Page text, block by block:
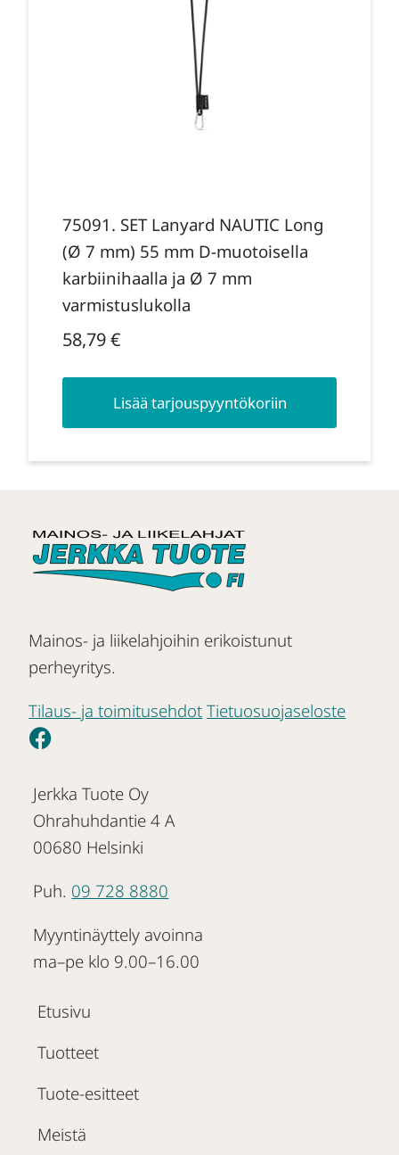
75091. SET Lanyard NAUTIC Long
(Ø 7 mm) 55 mm D-muotoisella
karbiinihaalla ja Ø 7 mm
varmistuslukolla
58,79€
Lisää tarjouspyyntökoriin
Mainos- ja liikelahjoihin erikoistunut
perheyritys.
Tilaus- ja toimitusehdot Tietuosuojaseloste
Jerkka Tuote Oy
Ohrahuhdantie 4 A
00680 Helsinki
Puh. 09 728 8880
Myyntinäyttely avoinna
ma–pe klo 9.00–16.00
Etusivu
Tuotteet
Tuote-esitteet
Meistä